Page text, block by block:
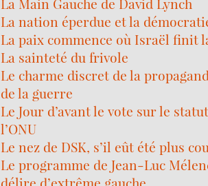
La nation éperdue et la
La paix commence où Israël finit
La sainteté du frivole
Le charme discret de la
de la guerre
Le Jour d’avant le vote sur le
l’ONU
Le nez de DSK, s’il eût été plus
Le programme de Jean-Luc